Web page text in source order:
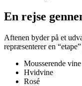
En rejse
Aftenen byder på et
repræsenterer en
Mousserende vine
Hvidvine
Rosé